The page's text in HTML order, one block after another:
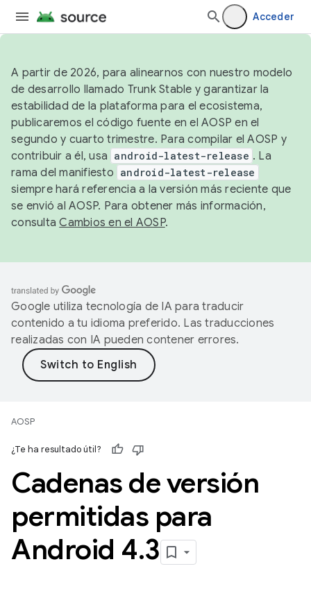
Acceder
A partir de 2026, para alinearnos con nuestro modelo
de desarrollo llamado Trunk Stable y garantizar la
estabilidad de la plataforma para el ecosistema,
publicaremos el código fuente en el AOSP en el
segundo y cuarto trimestre. Para compilar el AOSP y
contribuir a él, usa android-latest-release . La
rama del manifiesto android-latest-release
siempre hará referencia a la versión más reciente que
se envió al AOSP. Para obtener más información,
consultaCambios en el AOSP.
Google utiliza tecnología de IA para traducir
contenido a tu idioma preferido. Las traducciones
realizadas con IA pueden contener errores.
AOSP
¿Te ha resultado útil?
Cadenas de versión
permitidas para
Android 4.3